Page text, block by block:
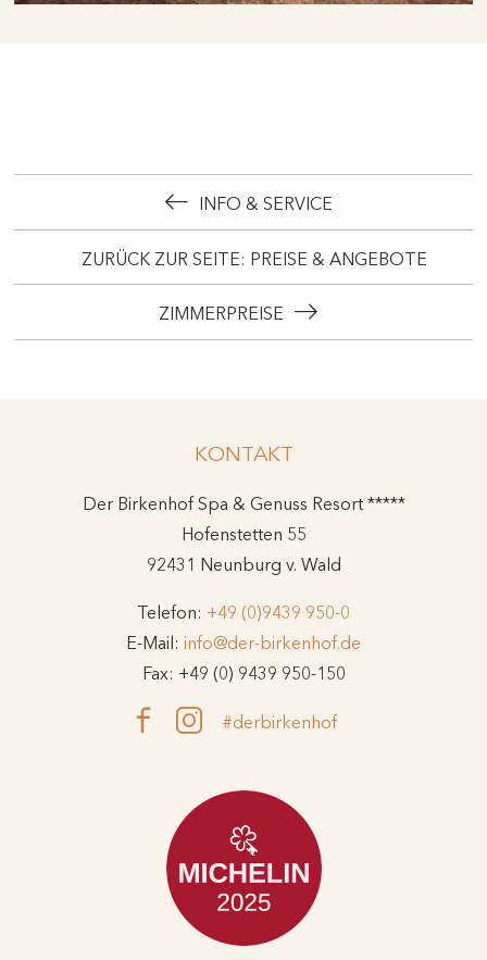
INFO & SERVICE
ZURÜCK ZUR SEITE: PREISE & ANGEBOTE
ZIMMERPREISE
KONTAKT
Der Birkenhof Spa & Genuss Resort *****
Hofenstetten 55
92431 Neunburg v. Wald
Telefon: +49 (0)9439 950-0
E-Mail: info@der-birkenhof.de
Fax: +49 (0) 9439 950-150
#derbirkenhof